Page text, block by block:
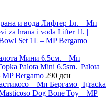
и вода Лифтер 1л. – Мп
za hrana i voda Lifter 1l. |
Set 1L – MP Bergamo
Мини 6.5см. – Мп
Palota Mini 6.5sm.| Palota
Bergamo 290 ден
– Мп Бергамо | Igracka
Dog Bone Toy – MP